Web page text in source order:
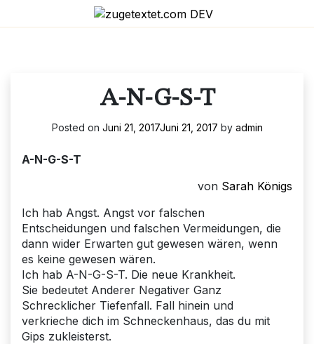
A-N-G-S-T
Posted on Juni 21, 2017Juni 21, 2017 by admin
A-N-G-S-T
von Sarah Königs
Ich hab Angst. Angst vor falschen
Entscheidungen und falschen Vermeidungen, die
dann wider Erwarten gut gewesen wären, wenn
es keine gewesen wären.
Ich hab A-N-G-S-T. Die neue Krankheit.
Sie bedeutet Anderer Negativer Ganz
Schrecklicher Tiefenfall. Fall hinein und
verkrieche dich im Schneckenhaus, das du mit
Gips zukleisterst.